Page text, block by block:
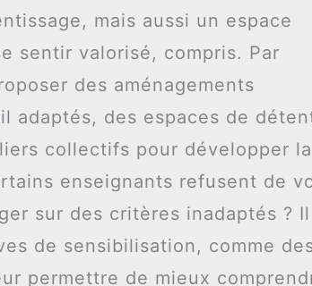
mais aussi un espace
sentir valorisé, compris. Par
des aménagements
adaptés, des espaces de
collectifs pour développer la
enseignants refusent de
sur des critères inadaptés ? Il
de sensibilisation, comme
permettre de mieux